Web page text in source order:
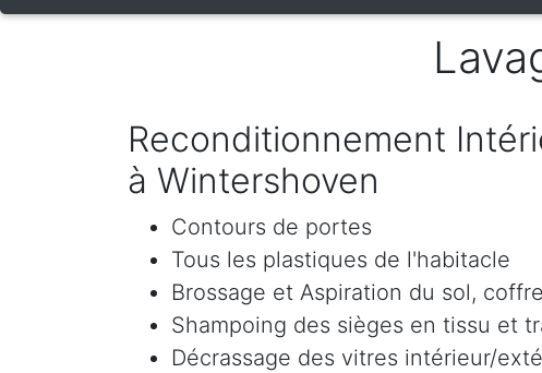
Reconditionnement
à Wintershoven
Contours de portes
Tous les plastiques de l'habitacle
Brossage et Aspiration du sol,
Shampoing des sièges en tissu et
Décrassage des vitres intérieur/